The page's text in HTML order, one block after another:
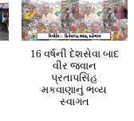
16 વર્ષની દેશસેવા બાદ
વીર જવાન
પ્રતાપસિંહ
મકવાણાનું ભવ્ય
સ્વાગત